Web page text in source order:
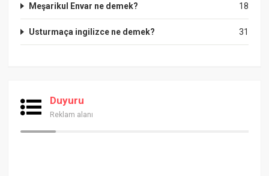
18
Meşarikul Envar ne demek?
31
Usturmaça ingilizce ne demek?
Duyuru
Reklam alanı